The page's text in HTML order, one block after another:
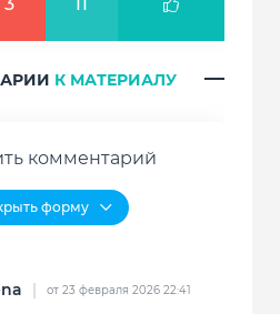
К МАТЕРИАЛУ
комментарий
| от 23 февраля 2026 22:41